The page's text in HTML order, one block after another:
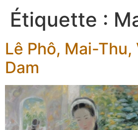
Étiquette :
Lê Phô, Mai-Thu,
Dam